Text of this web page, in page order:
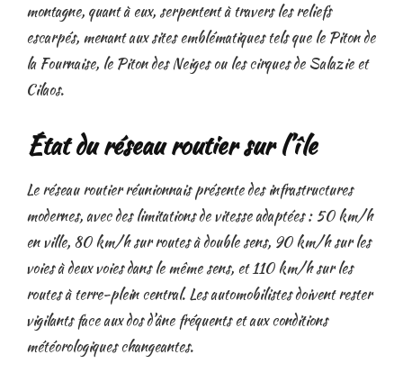
montagne, quant à eux, serpentent à travers les reliefs
escarpés, menant aux sites emblématiques tels que le Piton de
la Fournaise, le Piton des Neiges ou les cirques de Salazie et
Cilaos.
État du réseau routier sur l’île
Le réseau routier réunionnais présente des infrastructures
modernes, avec des limitations de vitesse adaptées : 50 km/h
en ville, 80 km/h sur routes à double sens, 90 km/h sur les
voies à deux voies dans le même sens, et 110 km/h sur les
routes à terre-plein central. Les automobilistes doivent rester
vigilants face aux dos d’âne fréquents et aux conditions
météorologiques changeantes.